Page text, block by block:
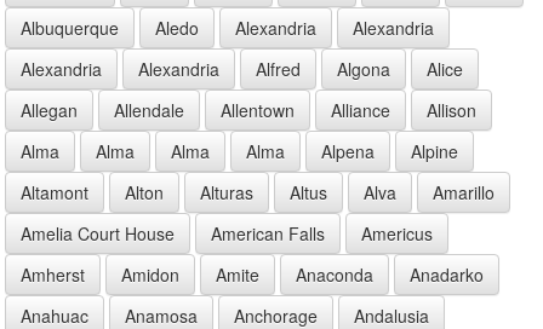
Albuquerque
Aledo Alexandria
Alexandria
Alexandria
Alexandria Alfred Algona
Alice
Allegan
Allendale Allentown Alliance
Allison
Alma
Alma Alma Alma Alpena
Alpine
Altamont
Alton Alturas Altus Alva
Amarillo
Amelia Court House
American Falls
Americus
Amherst
Amidon Amite Anaconda
Anadarko
Anahuac
Anamosa Anchorage
Andalusia